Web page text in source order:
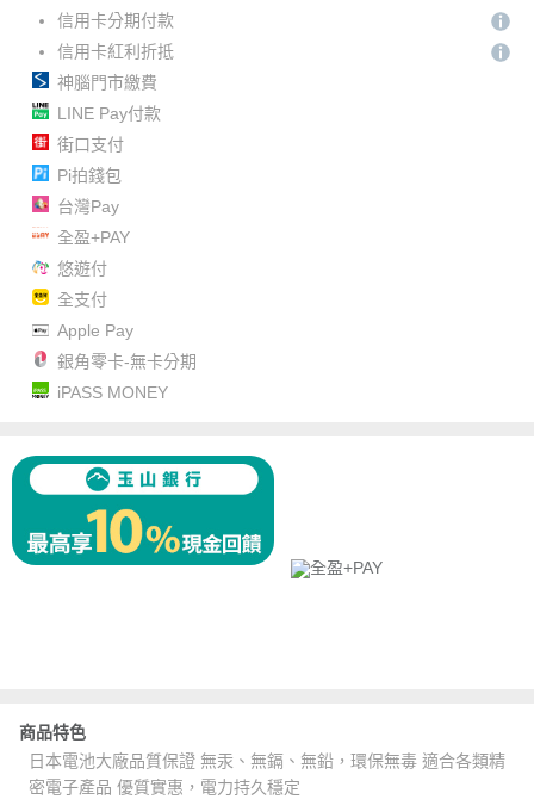
信用卡分期付款
信用卡紅利折抵
神腦門市繳費
LINE Pay付款
街口支付
Pi拍錢包
台灣Pay
全盈+PAY
悠遊付
全支付
Apple Pay
銀角零卡-無卡分期
iPASS MONEY
商品特色
日本電池大廠品質保證 無汞、無鎘、無鉛，環保無毒 適合各類精
密電子產品 優質實惠，電力持久穩定